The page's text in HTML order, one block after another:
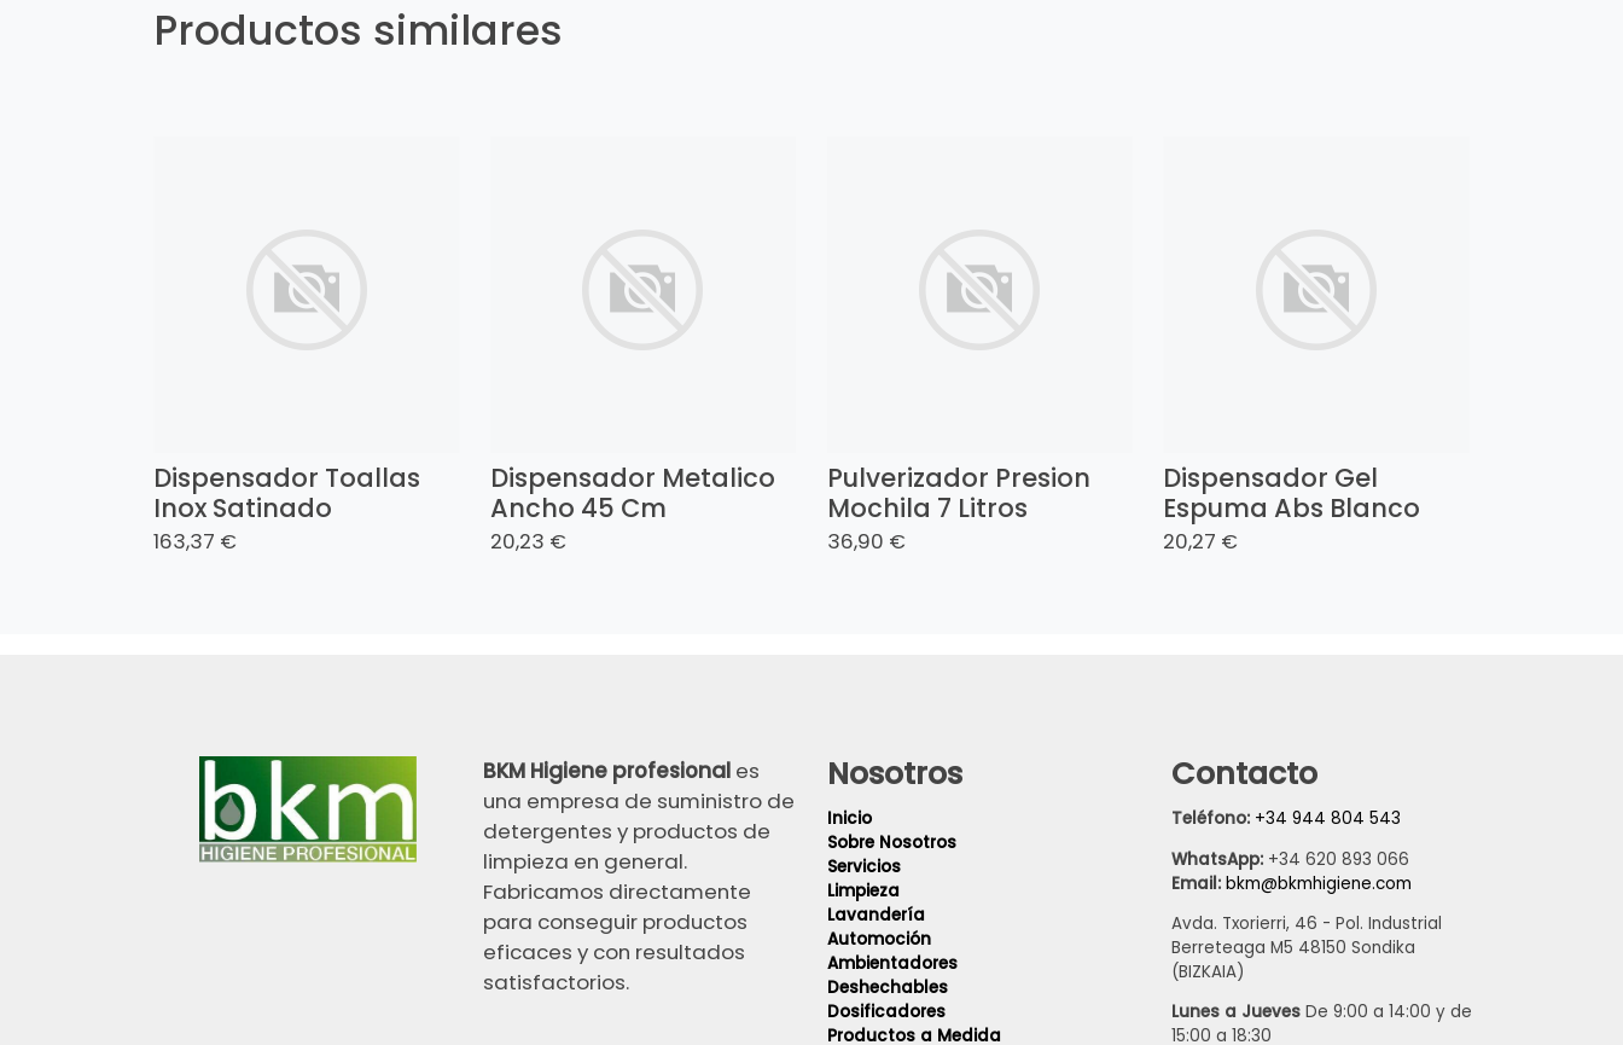
Productos similares
Dispensador Toallas
Inox Satinado
163,37 €
Dispensador Metalico
Ancho 45 Cm
20,23 €
Pulverizador Presion
Mochila 7 Litros
36,90 €
Dispensador Gel
Espuma Abs Blanco
20,27 €
BKM Higiene profesional es
una empresa de suministro de
detergentes y productos de
limpieza en general.
Fabricamos directamente
para conseguir productos
eficaces y con resultados
satisfactorios.
Nosotros
Inicio
Sobre Nosotros
Servicios
Limpieza
Lavandería
Automoción
Ambientadores
Deshechables
Dosificadores
Productos a Medida
Contacto
Teléfono: +34 944 804 543
WhatsApp: +34 620 893 066
Email: bkm@bkmhigiene.com
Avda. Txorierri, 46 - Pol. Industrial
Berreteaga M5 48150 Sondika
(BIZKAIA)
Lunes a JuevesDe 9:00 a 14:00 y de
15:00 a 18:30